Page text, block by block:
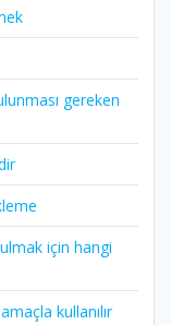
gereken
için hangi
kullanılır